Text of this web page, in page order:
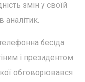
змін у своїй
аналітик.
бесіда
і президентом
обговорювався